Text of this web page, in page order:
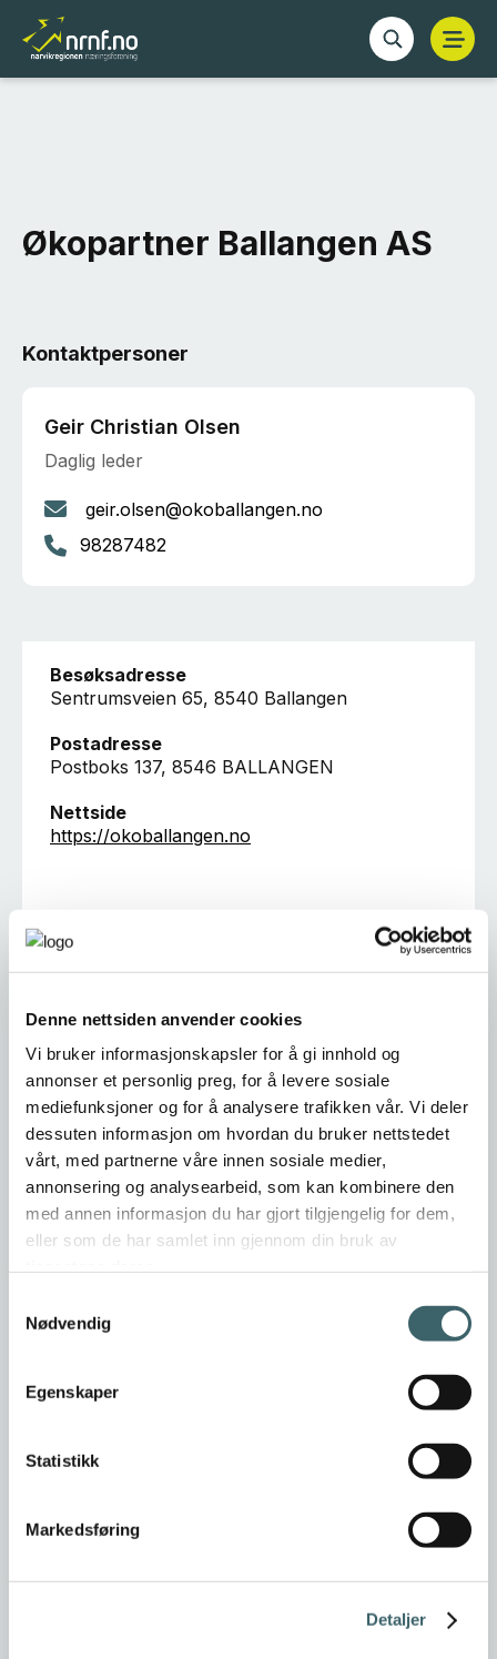
Denne nettsiden anvender cookies
Vi bruker informasjonskapsler for å gi innhold og
annonser et personlig preg, for å levere sosiale
mediefunksjoner og for å analysere trafikken vår. Vi deler
dessuten informasjon om hvordan du bruker nettstedet
vårt, med partnerne våre innen sosiale medier,
annonsering og analysearbeid, som kan kombinere den
med annen informasjon du har gjort tilgjengelig for dem,
eller som de har samlet inn gjennom din bruk av
Nødvendig
Egenskaper
Statistikk
Markedsføring
Detaljer
Økopartner Ballangen AS
Kontaktpersoner
Geir Christian Olsen
Daglig leder
geir.olsen@okoballangen.no
98287482
Besøksadresse
Sentrumsveien 65, 8540 Ballangen
Postadresse
Postboks 137, 8546 BALLANGEN
Nettside
https://okoballangen.no
Klikk her for å be om redigeringstilgang